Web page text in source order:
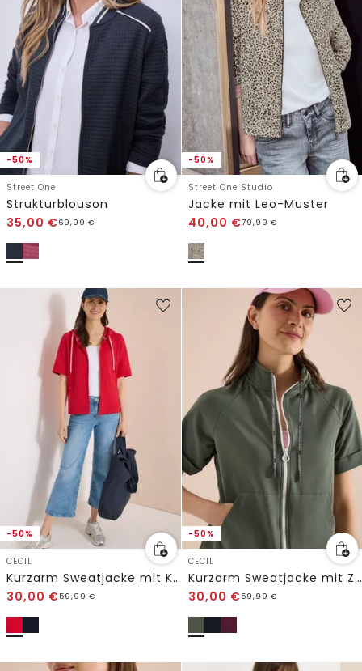
-50%
Street One
Strukturblouson
35,00 €69,99€
-50%
Street One Studio
Jacke mit Leo-Muster
40,00 €79,99€
-50%
CECIL
Kurzarm Sweatjacke mit Kapuze
30,00 €59,99€
-50%
CECIL
Kurzarm Sweatjacke mit Zipper
30,00 €59,99€